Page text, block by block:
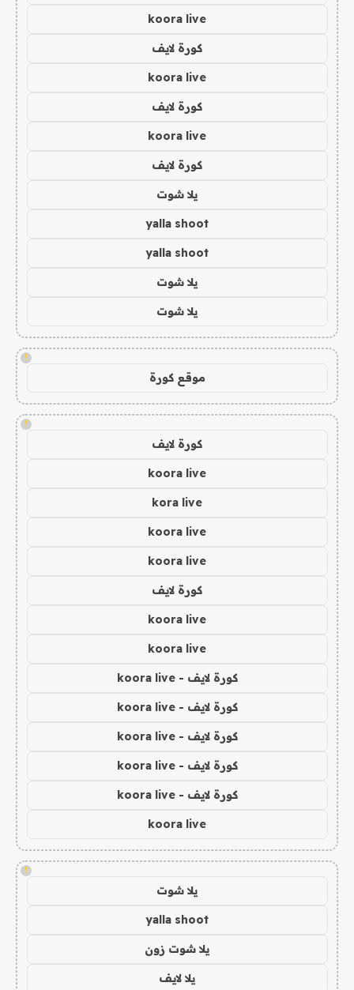
koora live
كورة لايف
koora live
كورة لايف
koora live
كورة لايف
يلا شوت
yalla shoot
yalla shoot
يلا شوت
يلا شوت
!
موقع كورة
!
كورة لايف
koora live
kora live
koora live
koora live
كورة لايف
koora live
koora live
كورة لايف - koora live
كورة لايف - koora live
كورة لايف - koora live
كورة لايف - koora live
كورة لايف - koora live
koora live
!
يلا شوت
yalla shoot
يلا شوت زون
يلا لايف